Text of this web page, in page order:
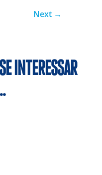
Next →
INTERESSAR